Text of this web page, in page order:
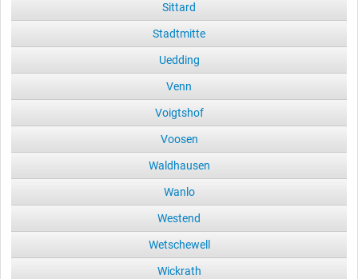
Sittard
Stadtmitte
Uedding
Venn
Voigtshof
Voosen
Waldhausen
Wanlo
Westend
Wetschewell
Wickrath